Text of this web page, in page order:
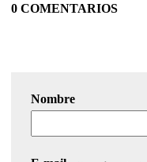
0 COMENTARIOS
Nombre